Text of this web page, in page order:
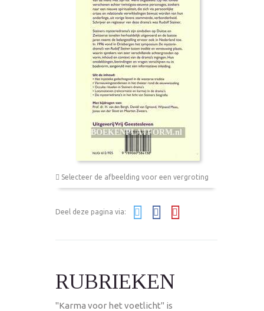
Selecteer de afbeelding voor een vergroting
Deel deze pagina via:
RUBRIEKEN
"Karma voor het voetlicht" is